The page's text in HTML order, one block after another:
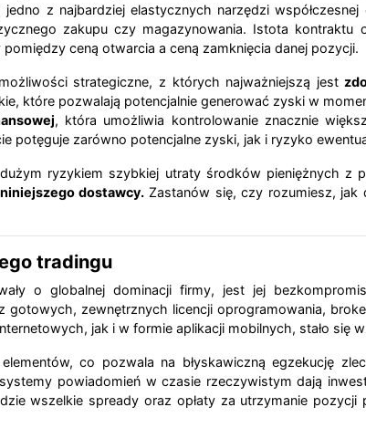
z najbardziej elastycznych narzędzi
zakupu czy magazynowania. Istota
ceną otwarcia a ceną zamknięcia danej pozycji.
strategiczne, z których najważniejszą jest
które pozwalają potencjalnie generować zyski w
, która umożliwia kontrolowanie znacznie
potęguje zarówno potencjalne zyski, jak i ryzyko
ryzykiem szybkiej utraty środków pieniężnych z
dostawcy.Zastanów się, czy rozumiesz, jak
tradingu
o globalnej dominacji firmy, jest jej
zewnętrznych licencji oprogramowania,
jak i w formie aplikacji mobilnych, stało się
co pozwala na błyskawiczną egzekucję
powiadomień w czasie rzeczywistym dają
wszelkie spready oraz opłaty za utrzymanie